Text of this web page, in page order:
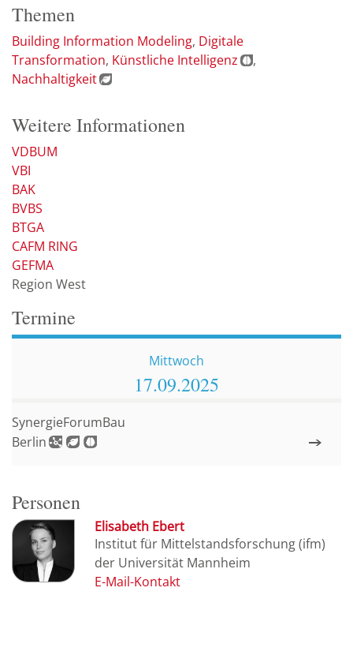
Themen
Building Information Modeling Digitale
Transformation Künstliche Intelligenz
Nachhaltigkeit
Termine
Mittwoch
17.09.2025
Berlin
SynergieForumBau
Weitere Informationen
VDBUM
VBI
BAK
BVBS
BTGA
CAFM RING
GEFMA
Region West
Personen
Elisabeth Ebert
Institut für Mittelstandsforschung (ifm)
der Universität Mannheim